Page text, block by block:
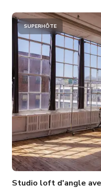
: https://
with-freestanding-kitchen-37546765
kitchenandkitten.com et
le salon et la chambre
principal. Chaque pièce est
SUPERHÔTE
Studio loft d'angle